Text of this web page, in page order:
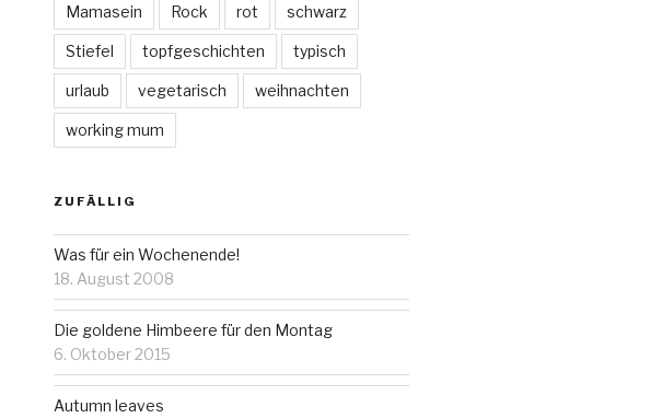
Mamasein Rock rot schwarz
Stiefel topfgeschichten typisch
urlaub vegetarisch weihnachten
working mum
ZUFÄLLIG
Was für ein Wochenende!
18. August 2008
Die goldene Himbeere für den Montag
6. Oktober 2015
Autumn leaves